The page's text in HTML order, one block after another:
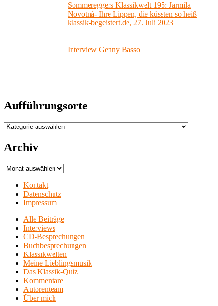
Sommereggers Klassikwelt 195: Jarmila
Novotná- Ihre Lippen, die küssten so heiß
klassik-begeistert.de, 27. Juli 2023
Interview Genny Basso
Aufführungsorte
Aufführungsorte
Archiv
Archiv
Kontakt
Datenschutz
Impressum
Alle Beiträge
Interviews
CD-Besprechungen
Buchbesprechungen
Klassikwelten
Meine Lieblingsmusik
Das Klassik-Quiz
Kommentare
Autorenteam
Über mich